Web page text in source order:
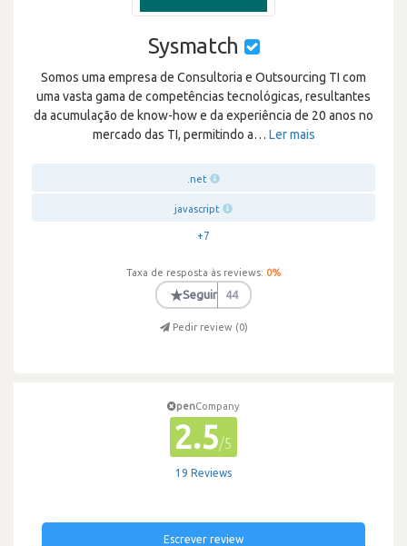
Sysmatch
Somos uma empresa de Consultoria e Outsourcing TI com
uma vasta gama de competências tecnológicas, resultantes
da acumulação de know-how e da experiência de 20 anos no
mercado das TI, permitindo a… Ler mais
.net
javascript
+7
Taxa de resposta às reviews: 0%
★Seguir 44
Pedir review (0)
penCompany
2.5/5
19 Reviews
Escrever review